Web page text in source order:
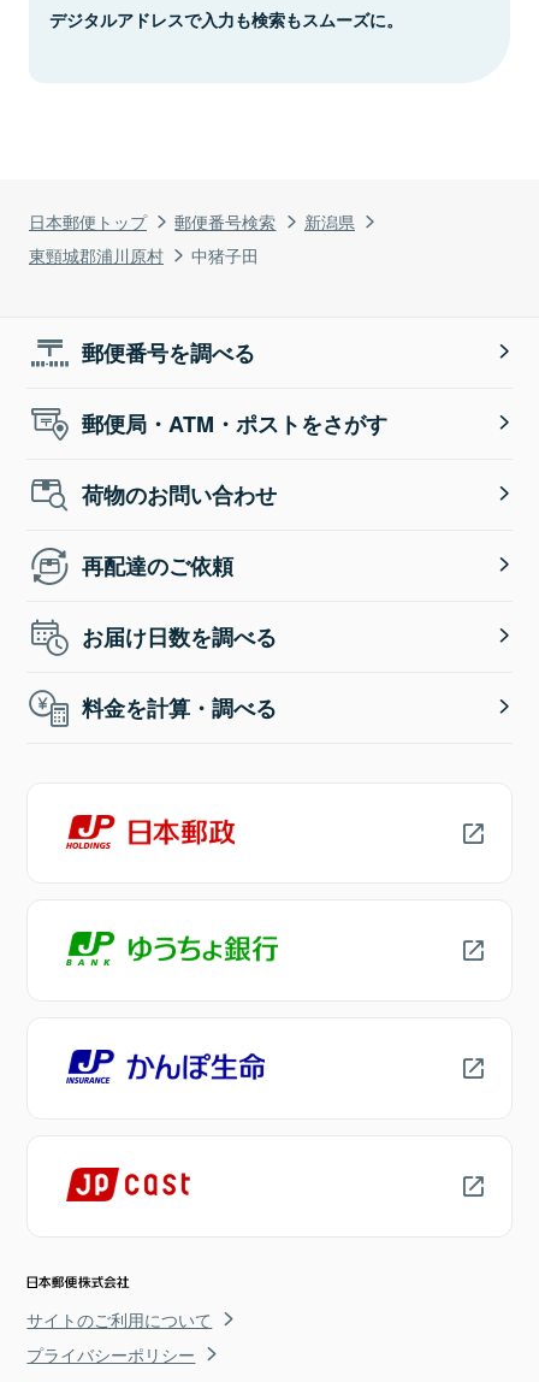
日本郵便トップ 郵便番号検索
新潟県
東頸城郡浦川原村
中猪子田
デジタルアドレスで入力も検索もスムーズに。
郵便番号を調べる
郵便局・ATM・ポストをさがす
荷物のお問い合わせ
再配達のご依頼
お届け日数を調べる
料金を計算・調べる
サイトのご利用について
プライバシーポリシー